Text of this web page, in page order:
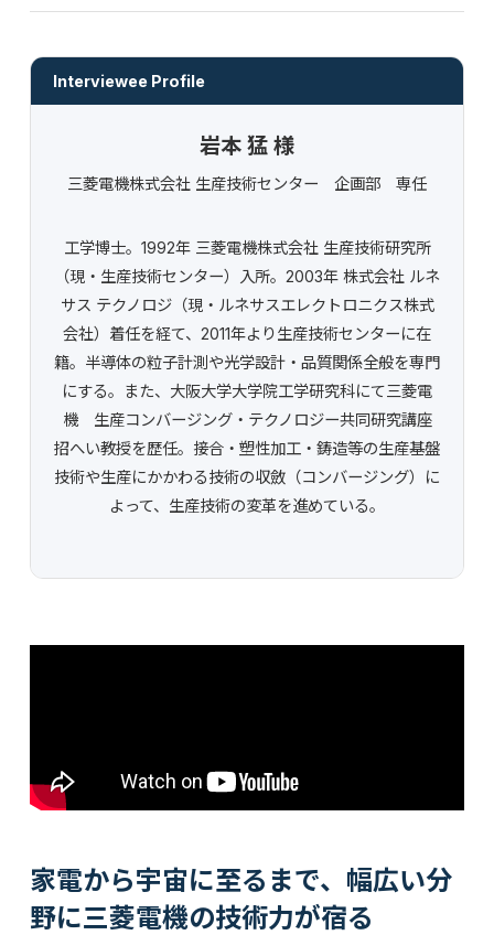
Interviewee Profile
岩本 猛 様
三菱電機株式会社 生産技術センター 企画部 専任
工学博士。1992年 三菱電機株式会社 生産技術研究所
（現・生産技術センター）入所。2003年 株式会社 ルネ
サス テクノロジ（現・ルネサスエレクトロニクス株式
会社）着任を経て、2011年より生産技術センターに在
籍。半導体の粒子計測や光学設計・品質関係全般を専門
にする。また、大阪大学大学院工学研究科にて三菱電
機 生産コンバージング・テクノロジー共同研究講座
招へい教授を歴任。接合・塑性加工・鋳造等の生産基盤
技術や生産にかかわる技術の収斂（コンバージング）に
よって、生産技術の変革を進めている。
家電から宇宙に至るまで、幅広い分
野に三菱電機の技術力が宿る